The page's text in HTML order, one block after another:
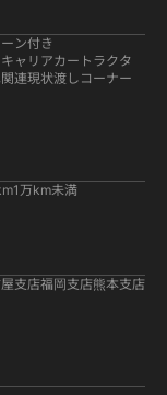
ン付き
キャリアカー トラクタ
連現状渡しコーナー
1万km未満
支店福岡支店熊本支店